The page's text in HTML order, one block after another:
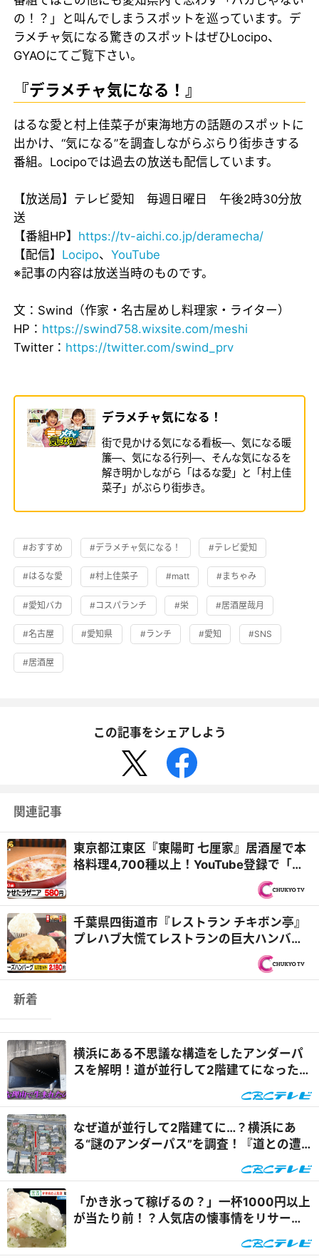
の！？」と叫んでしまうスポットを巡っています。デ
ラメチャ気になる驚きのスポットはぜひLocipo、
GYAOにてご覧下さい。
『デラメチャ気になる！』
はるな愛と村上佳菜子が東海地方の話題のスポットに
出かけ、“気になる”を調査しながらぶらり街歩きする
番組。Locipoでは過去の放送も配信しています。
【放送局】テレビ愛知 毎週日曜日 午後2時30分放
送
【番組HP】 https://tv-aichi.co.jp/deramecha/
【配信】 Locipo、YouTube
※記事の内容は放送当時のものです。
文：Swind（作家・名古屋めし料理家・ライター）
HP： https://swind758.wixsite.com/meshi
Twitter： https://twitter.com/swind_prv
デラメチャ気になる！
街で見かける気になる看板―、気になる暖
簾―、気になる行列―、そんな気になるを
解き明かしながら「はるな愛」と「村上佳
菜子」がぶらり街歩き。
#おすすめ #デラメチャ気になる！ #テレビ愛知
#はるな愛 #村上佳菜子 #matt #まちゃみ
#愛知バカ #コスパランチ #栄 #居酒屋哉月
#名古屋 #愛知県 #ランチ #愛知 #SNS
#居酒屋
この記事をシェアしよう
関連記事
東京都江東区『東陽町 七厘家』居酒屋で本
格料理4,700種以上！YouTube登録で「料
千葉県四街道市『レストラン チキボン亭』
プレハブ大慌てレストランの巨大ハンバー
新着
横浜にある不思議な構造をしたアンダーパ
スを解明！道が並行して2階建てになったワ
なぜ道が並行して2階建てに…？横浜にあ
る“謎のアンダーパス”を調査！『道との遭
「かき氷って稼げるの？」一杯1000円以上
が当たり前！？人気店の懐事情をリサーチ